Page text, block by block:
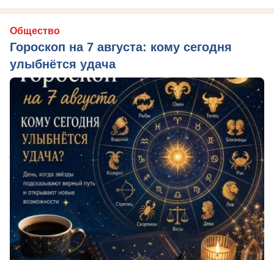
Общество
Гороскоп на 7 августа: кому сегодня
улыбнётся удача